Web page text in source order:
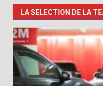
LA SELECTION DE LA